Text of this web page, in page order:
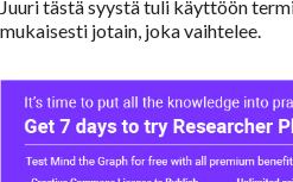
Juuri tästä syystä tuli käyttöön
mukaisesti jotain, joka vaihtelee.